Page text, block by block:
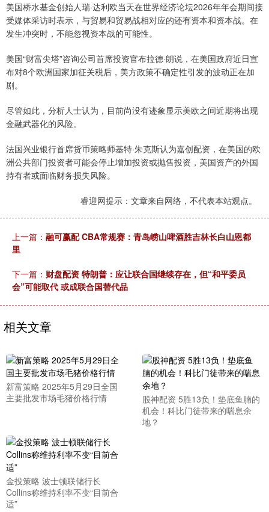
美国桥水基金创始人瑞·达利欧当天在世界经济论坛2026年年会期间接
受媒体采访时表示，与贸易和贸易战相对应的还有资本和资本战。在
发生冲突时，不能忽视资本战的可能性。
美国“财富尖塔”咨询公司首席投资官布拉德·朗说，在美国政府近日宣
布对8个欧洲国家加征关税后，美方政策不确定性引发的波动正在加
剧。
尽管如此，分析人士认为，目前尚没有迹象显示美欧之间近期将出现
金融武器化的风险。
法国兴业银行首席货币策略师基特·朱克斯认为嘉创配资，在美国的欧
洲公共部门投资者可能会停止增加投资或抛售投资，美国资产的外国
持有者或面临财务损失风险。
睿迎网提示：文章来自网络，不代表本站观点。
上一篇： 融可赢配 CBA常规赛：青岛崂山啤酒胜吉林长白山恩都
里
下一篇： 财盘配资 特朗普：应让联合国继续存在，但“和平委员
会”可能取代 或成联合国替代品
相关文章
新富策略 2025年5月29日全国
主要批发市场毛猪价格行情
股神配资 5胜13负！垫底鱼腩的
机会！科比门徒带来的喘息余
地？
金投策略 波士顿联储行长
Collins称维持利率不变“目前合
适”